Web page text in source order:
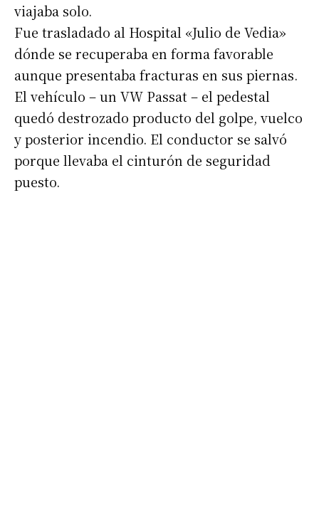
viajaba solo.
Fue trasladado al Hospital «Julio de Vedia»
dónde se recuperaba en forma favorable
aunque presentaba fracturas en sus piernas.
El vehículo – un VW Passat – el pedestal
quedó destrozado producto del golpe, vuelco
y posterior incendio. El conductor se salvó
porque llevaba el cinturón de seguridad
puesto.